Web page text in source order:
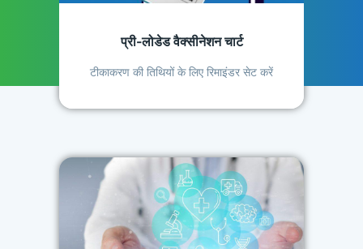
प्री-लोडेड वैक्सीनेशन चार्ट
टीकाकरण की तिथियों के लिए रिमाइंडर सेट करें